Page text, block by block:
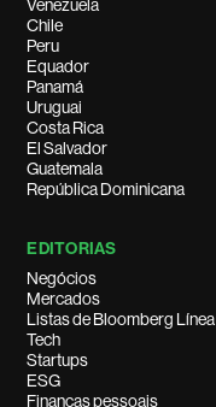
Venezuela
Chile
Peru
Equador
Panamá
Uruguai
Costa Rica
El Salvador
Guatemala
República Dominicana
EDITORIAS
Negócios
Mercados
Listas de Bloomberg Línea
Tech
Startups
ESG
Finanças pessoais